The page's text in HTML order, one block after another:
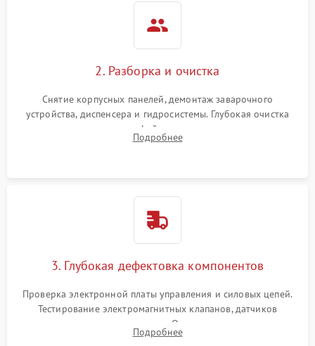
2. Разборка и очистка
Снятие корпусных панелей, демонтаж заварочного
устройства, диспенсера и гидросистемы. Глубокая очистка
внутренних узлов от кофейных масел, жмыха и накипи.
Промывка дренажных каналов и фильтров с использованием
Подробнее
3. Глубокая дефектовка компонентов
Проверка электронной платы управления и силовых цепей.
Тестирование электромагнитных клапанов, датчиков
температуры и расходомера. Оценка степени износа
жерновов кофемолки, уплотнительных колец гидросистемы
Подробнее